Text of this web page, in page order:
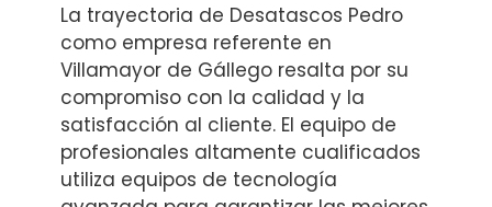
La trayectoria de Desatascos Pedro
como empresa referente en
Villamayor de Gállego resalta por su
compromiso con la calidad y la
satisfacción al cliente. El equipo de
profesionales altamente cualificados
utiliza equipos de tecnología